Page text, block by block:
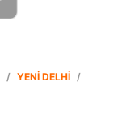
/ YENI DELHI /